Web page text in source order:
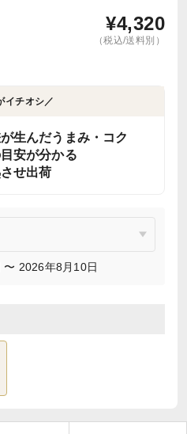
¥4,320
（税込/送料別）
イチオシ／
生んだうまみ・コク
安が分かる
せ出荷
2026年8月10日